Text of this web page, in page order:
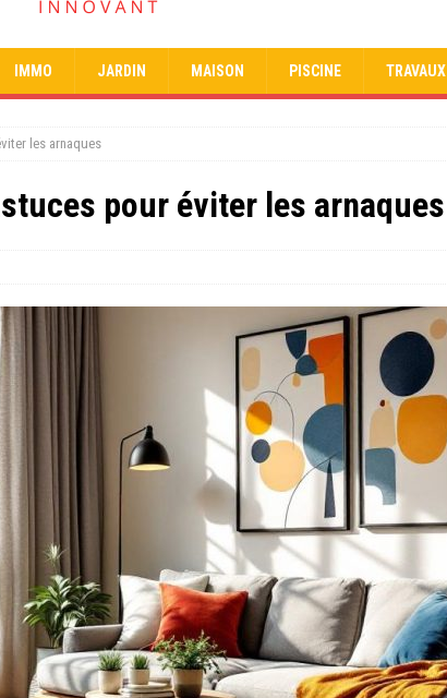
IMMO JARDIN MAISON PISCINE TRAVAUX
les arnaques
pour éviter les arnaques